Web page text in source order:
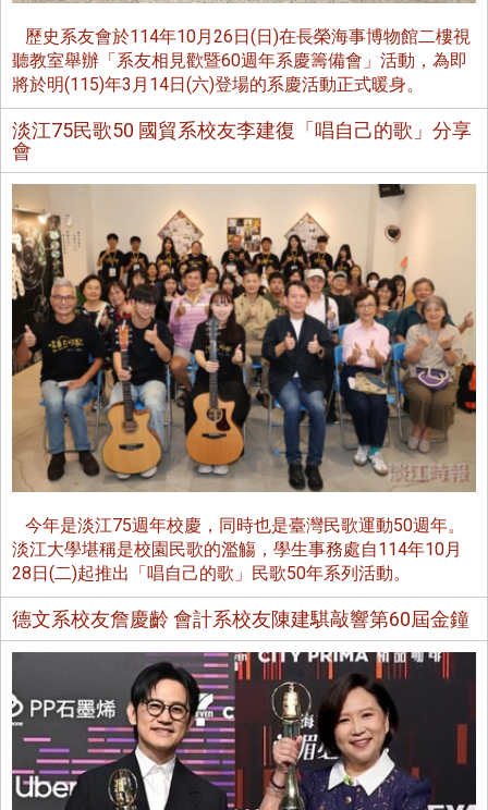
歷史系友會於114年10月26日(日)在長榮海事博物館二樓視
聽教室舉辦「系友相見歡暨60週年系慶籌備會」活動，為即
將於明(115)年3月14日(六)登場的系慶活動正式暖身。
淡江75民歌50 國貿系校友李建復「唱自己的歌」分享
會
今年是淡江75週年校慶，同時也是臺灣民歌運動50週年。
淡江大學堪稱是校園民歌的濫觴，學生事務處自114年10月
28日(二)起推出「唱自己的歌」民歌50年系列活動。
德文系校友詹慶齡 會計系校友陳建騏敲響第60屆金鐘